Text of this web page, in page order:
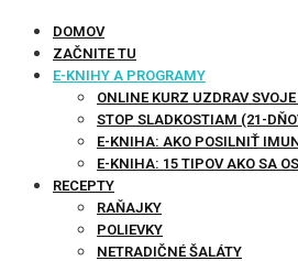
DOMOV
ZAČNITE TU
E-KNIHY A PROGRAMY
ONLINE KURZ UZDRAV SVOJE
STOP SLADKOSTIAM (21-
E-KNIHA: AKO POSILNIŤ
E-KNIHA: 15 TIPOV AKO SA
RECEPTY
RAŇAJKY
POLIEVKY
NETRADIČNÉ ŠALÁTY